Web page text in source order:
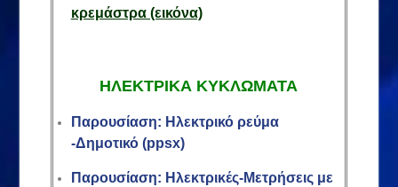
κρεμάστρα (εικόνα)
ΗΛΕΚΤΡΙΚΑ ΚΥΚΛΩΜΑΤΑ
Παρουσίαση: Ηλεκτρικό ρεύμα
-Δημοτικό (ppsx)
Παρουσίαση: Ηλεκτρικές-Μετρήσεις με